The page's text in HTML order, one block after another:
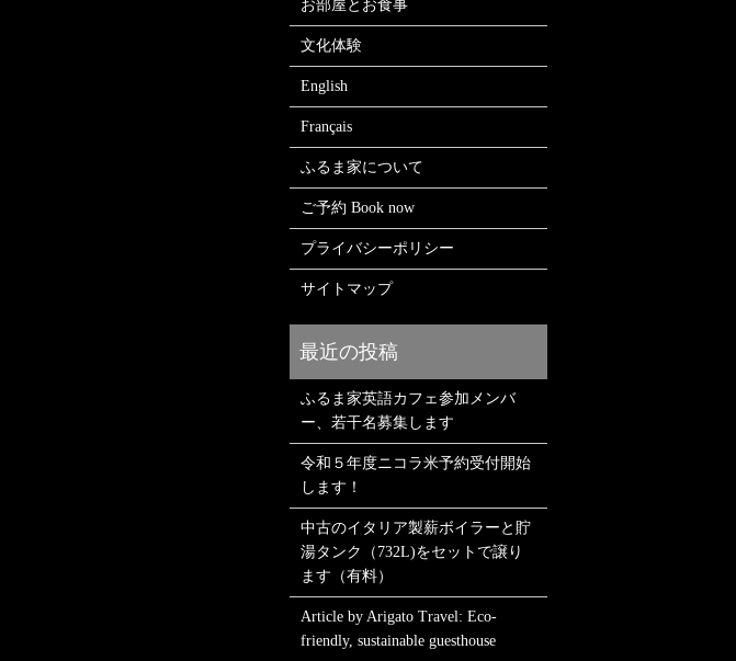
お部屋とお食事
文化体験
English
Français
ふるま家について
ご予約 Book now
プライバシーポリシー
サイトマップ
ふるま家英語カフェ参加メンバ
ー、若干名募集します
令和５年度ニコラ米予約受付開始
します！
中古のイタリア製薪ボイラーと貯
湯タンク（732L)をセットで譲り
ます（有料）
Article by Arigato Travel: Eco-
friendly, sustainable guesthouse